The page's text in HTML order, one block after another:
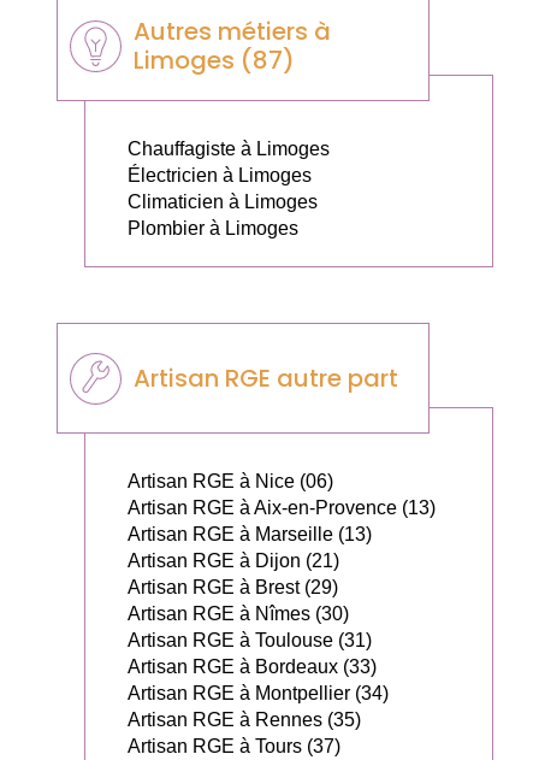
Autres métiers à
Limoges (87)
Chauffagiste à Limoges
Électricien à Limoges
Climaticien à Limoges
Plombier à Limoges
Artisan RGE autre part
Artisan RGE à Nice (06)
Artisan RGE à Aix-en-Provence (13)
Artisan RGE à Marseille (13)
Artisan RGE à Dijon (21)
Artisan RGE à Brest (29)
Artisan RGE à Nîmes (30)
Artisan RGE à Toulouse (31)
Artisan RGE à Bordeaux (33)
Artisan RGE à Montpellier (34)
Artisan RGE à Rennes (35)
Artisan RGE à Tours (37)